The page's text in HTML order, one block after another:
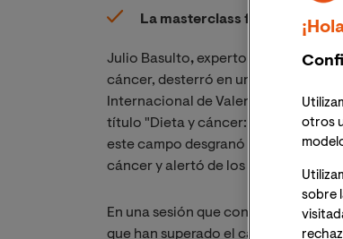
La masterclass fue seguida
Julio Basulto,experto dietista y
cáncer, desterró en una Masterclass
Internacional de Valencia los
título "Dieta y cáncer: qué puede y
este campo desgranó las falsas
cáncer y alertó de los riesgos que
En una sesión que congregó vía
que han superado el cáncer y
otros
sobre